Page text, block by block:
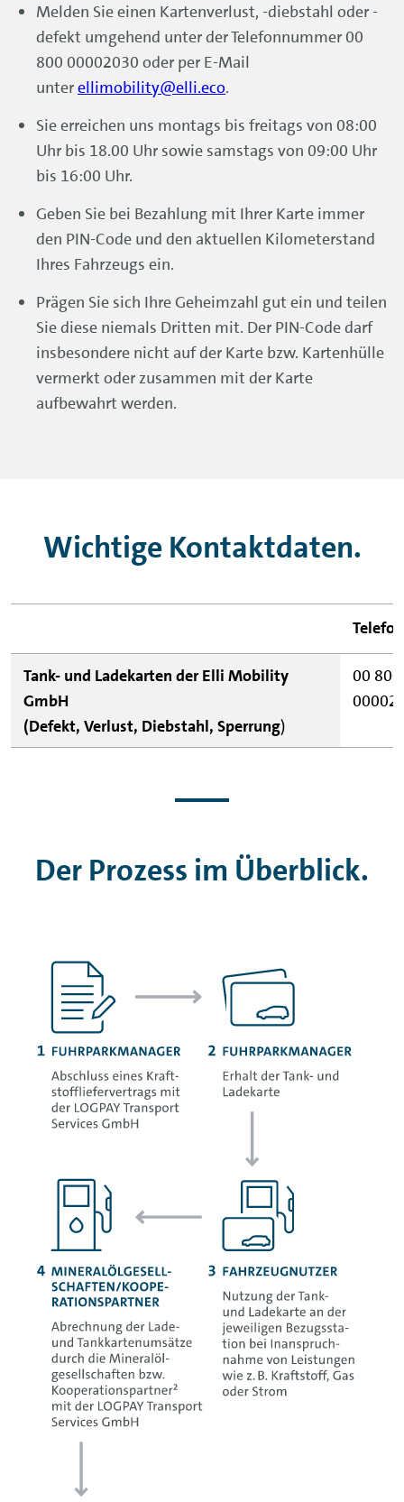
Melden Sie einen Kartenverlust, -diebstahl oder -
defekt umgehend unter der Telefonnummer 00
800 00002030 oder per E-Mail
unterellimobility@elli.eco.
Sie erreichen uns montags bis freitags von 08:00
Uhr bis 18.00 Uhr sowie samstags von 09:00 Uhr
bis 16:00 Uhr.
Geben Sie bei Bezahlung mit Ihrer Karte immer
den PIN-Code und den aktuellen Kilometerstand
Ihres Fahrzeugs ein.
Prägen Sie sich Ihre Geheimzahl gut ein und teilen
Sie diese niemals Dritten mit. Der PIN-Code darf
insbesondere nicht auf der Karte bzw. Kartenhülle
vermerkt oder zusammen mit der Karte
aufbewahrt werden.
Wichtige Kontaktdaten.
Telefon
Tank- und Ladekarten der Elli Mobility
GmbH
(Defekt, Verlust, Diebstahl, Sperrung)
00 800
Der Prozess im Überblick.